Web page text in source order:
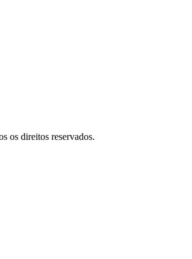
os direitos reservados.